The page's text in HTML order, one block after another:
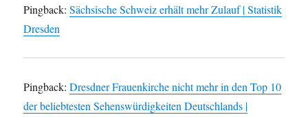
Pingback:Sächsische Schweiz erhält mehr Zulauf | Statistik
Dresden
Pingback:Dresdner Frauenkirche nicht mehr in den Top 10
der beliebtesten Sehenswürdigkeiten Deutschlands |